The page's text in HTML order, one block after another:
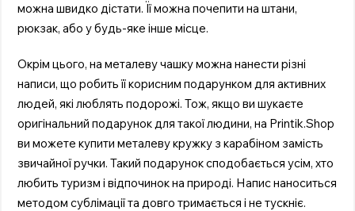
можна швидко дістати. Її можна почепити на штани,
рюкзак, або у будь-яке інше місце.
Окрім цього, на металеву чашку можна нанести різні
написи, що робить її корисним подарунком для активних
людей, які люблять подорожі. Тож, якщо ви шукаєте
оригінальний подарунок для такої людини, на Printik.Shop
ви можете купити металеву кружку з карабіном замість
звичайної ручки. Такий подарунок сподобається усім, хто
любить туризм і відпочинок на природі. Напис наноситься
методом сублімації та довго тримається і не тускніє.